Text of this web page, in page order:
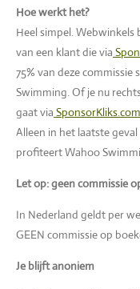
Hoe werkt het?
Heel simpel. Webwinkels
van een klant die via
75% van deze
Swimming. Of je nu
gaat via SponsorKliks.com
Alleen in het laatste
profiteert Wahoo
Let op: geen commissie
In Nederland geldt per
GEEN commissie op
Je blijft anoniem